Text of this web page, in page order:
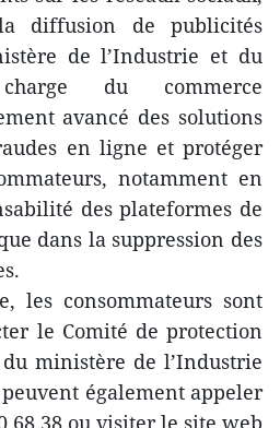
diffusion de publicités
de l’Industrie et du
du commerce
avancé des solutions
en ligne et protéger
notamment en
des plateformes de
dans la suppression des
les consommateurs sont
le Comité de protection
ministère de l’Industrie
également appeler
68 38 ou visiter le site web